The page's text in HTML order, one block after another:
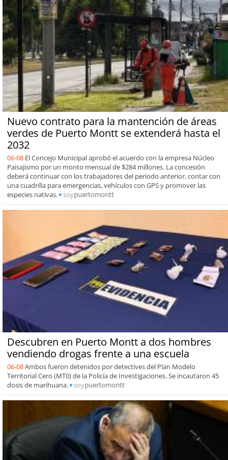
Nuevo contrato para la mantención de áreas
verdes de Puerto Montt se extenderá hasta el
2032
06-08 El Concejo Municipal aprobó el acuerdo con la empresa Núcleo
Paisajismo por un monto mensual de $284 millones. La concesión
deberá continuar con los trabajadores del periodo anterior, contar con
una cuadrilla para emergencias, vehículos con GPS y promover las
especies nativas.
soypuertomontt
Descubren en Puerto Montt a dos hombres
vendiendo drogas frente a una escuela
06-08Ambos fueron detenidos por detectives del Plan Modelo
Territorial Cero (MT0) de la Policía de Investigaciones. Se incautaron 45
dosis de marihuana.
soypuertomontt